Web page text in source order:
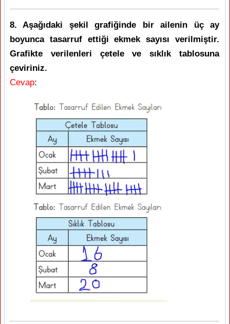
8. Aşağıdaki şekil grafiğinde bir ailenin üç ay
boyunca tasarruf ettiği ekmek sayısı verilmiştir.
Grafikte verilenleri çetele ve sıklık tablosuna
çeviriniz.
Cevap: